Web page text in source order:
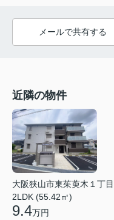
メールで共有する
近隣の物件
大阪狭山市東茱萸木１丁目
2LDK (55.42㎡)
9.4万円